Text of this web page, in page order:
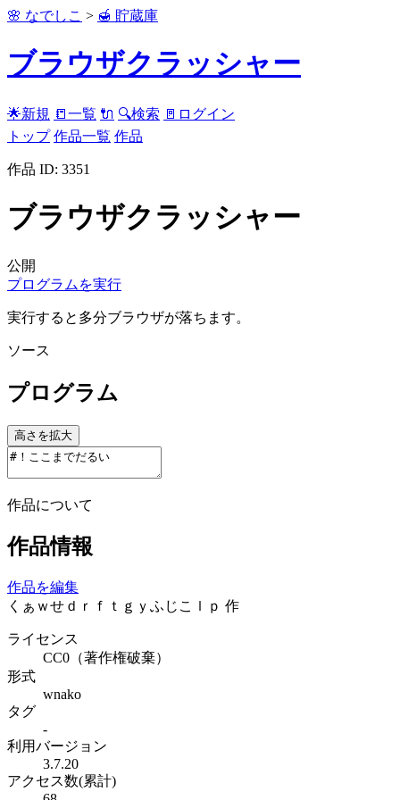
🌸 なでしこ > 🍯 貯蔵庫
ブラウザクラッシャー
🌟新規 📒一覧 🔌 🔍検索 🚪ログイン
トップ 作品一覧 作品
作品 ID: 3351
ブラウザクラッシャー
公開
プログラムを実行
実行すると多分ブラウザが落ちます。
ソース
プログラム
高さを拡大
作品について
作品情報
作品を編集
くぁｗせｄｒｆｔｇｙふじこｌｐ 作
ライセンス
CC0（著作権破棄）
形式
wnako
タグ
-
利用バージョン
3.7.20
アクセス数(累計)